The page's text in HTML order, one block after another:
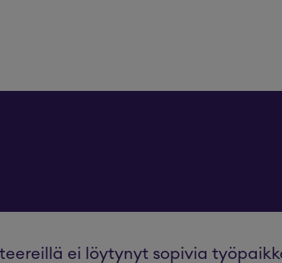
ei löytynyt sopivia